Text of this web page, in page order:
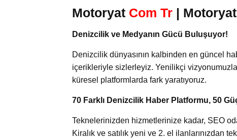
Motoryat Com Tr |
Denizcilik ve Medyanın Gücü Buluşuyor!
Denizcilik dünyasının kalbinden en güncel
içerikleriyle sizlerleyiz. Yenilikçi
küresel platformlarda fark yaratıyoruz.
70 Farklı Denizcilik Haber Platformu, 50
Teknelerinizden hizmetlerinize kadar, SEO
Kiralık ve satılık yeni ve 2. el ilanlarınızdan